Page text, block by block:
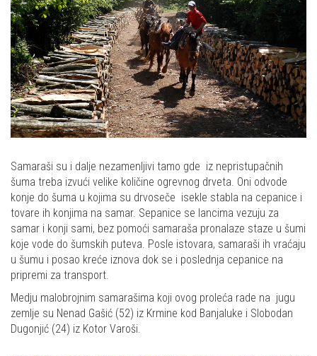
Samaraši su i dalje nezamenljivi tamo gde iz nepristupačnih
šuma treba izvući velike količine ogrevnog drveta. Oni odvode
konje do šuma u kojima su drvoseče isekle stabla na cepanice i
tovare ih konjima na samar. Sepanice se lancima vezuju za
samar i konji sami, bez pomoći samaraša pronalaze staze u šumi
koje vode do šumskih puteva. Posle istovara, samaraši ih vraćaju
u šumu i posao kreće iznova dok se i poslednja cepanice na
pripremi za transport.
Medju malobrojnim samarašima koji ovog proleća rade na jugu
zemlje su Nenad Gašić (52) iz Krmine kod Banjaluke i Slobodan
Dugonjić (24) iz Kotor Varoši.